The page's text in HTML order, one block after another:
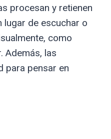
procesan y retienen
lugar de escuchar o
como
Además, las
para pensar en